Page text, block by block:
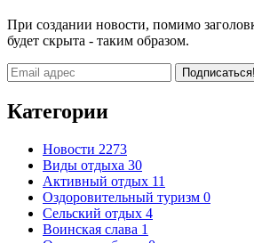
При создании новости, помимо
будет скрыта - таким образом.
Подписаться!
Категории
Новости 2273
Виды отдыха 30
Активный отдых 11
Оздоровительный туризм 0
Сельский отдых 4
Воинская слава 1